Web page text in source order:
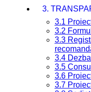
3.
3.1
3.2
3.3
3.4
3.5
3.6
3.7